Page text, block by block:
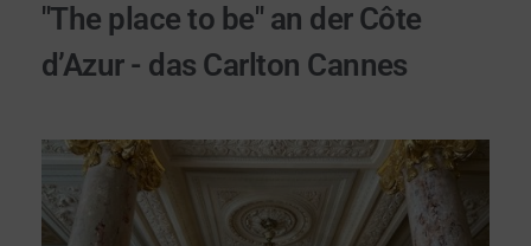
"The place to be" an der Côte
d’Azur - das Carlton Cannes